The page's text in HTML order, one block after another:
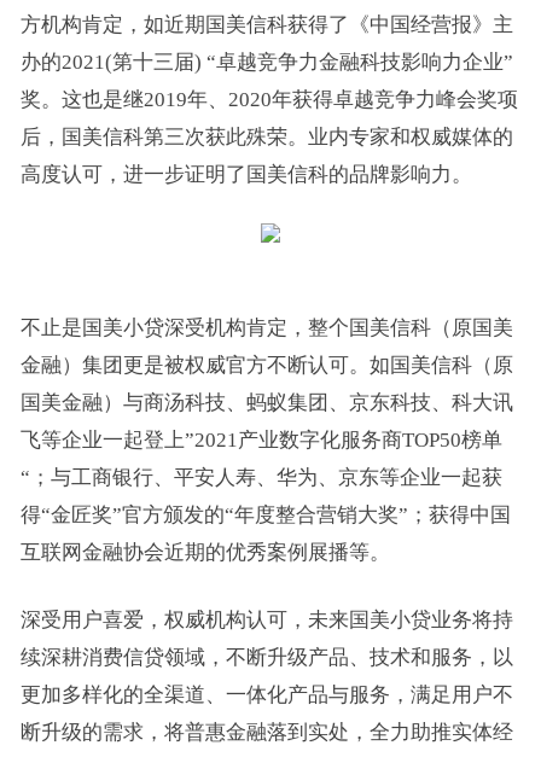
方机构肯定，如近期国美信科获得了《中国经营报》主
办的2021(第十三届) “卓越竞争力金融科技影响力企业”
奖。这也是继2019年、2020年获得卓越竞争力峰会奖项
后，国美信科第三次获此殊荣。业内专家和权威媒体的
高度认可，进一步证明了国美信科的品牌影响力。
不止是国美小贷深受机构肯定，整个国美信科（原国美
金融）集团更是被权威官方不断认可。如国美信科（原
国美金融）与商汤科技、蚂蚁集团、京东科技、科大讯
飞等企业一起登上”2021产业数字化服务商TOP50榜单
“；与工商银行、平安人寿、华为、京东等企业一起获
得“金匠奖”官方颁发的“年度整合营销大奖”；获得中国
互联网金融协会近期的优秀案例展播等。
深受用户喜爱，权威机构认可，未来国美小贷业务将持
续深耕消费信贷领域，不断升级产品、技术和服务，以
更加多样化的全渠道、一体化产品与服务，满足用户不
断升级的需求，将普惠金融落到实处，全力助推实体经